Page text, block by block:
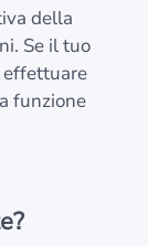
della
Se il tuo
effettuare
funzione